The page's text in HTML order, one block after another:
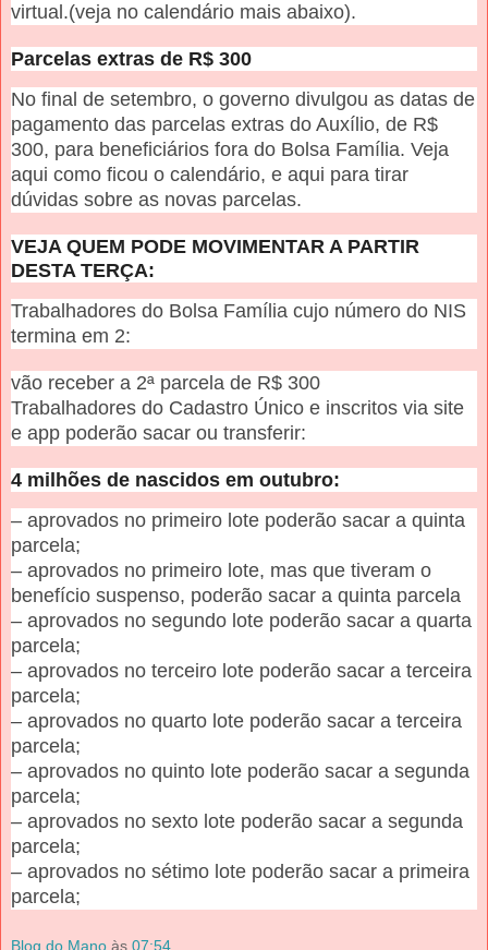
virtual.(veja no calendário mais abaixo).
Parcelas extras de R$ 300
No final de setembro, o governo divulgou as datas de
pagamento das parcelas extras do Auxílio, de R$
300, para beneficiários fora do Bolsa Família. Veja
aqui como ficou o calendário, e aqui para tirar
dúvidas sobre as novas parcelas.
VEJA QUEM PODE MOVIMENTAR A PARTIR
DESTA TERÇA:
Trabalhadores do Bolsa Família cujo número do NIS
termina em 2:
vão receber a 2ª parcela de R$ 300
Trabalhadores do Cadastro Único e inscritos via site
e app poderão sacar ou transferir:
4 milhões de nascidos em outubro:
– aprovados no primeiro lote poderão sacar a quinta
parcela;
– aprovados no primeiro lote, mas que tiveram o
benefício suspenso, poderão sacar a quinta parcela
– aprovados no segundo lote poderão sacar a quarta
parcela;
– aprovados no terceiro lote poderão sacar a terceira
parcela;
– aprovados no quarto lote poderão sacar a terceira
parcela;
– aprovados no quinto lote poderão sacar a segunda
parcela;
– aprovados no sexto lote poderão sacar a segunda
parcela;
– aprovados no sétimo lote poderão sacar a primeira
parcela;
Blog do Mano às 07:54